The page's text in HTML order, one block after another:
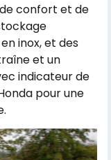
confort et de
inox, et des
et un
indicateur de
pour une